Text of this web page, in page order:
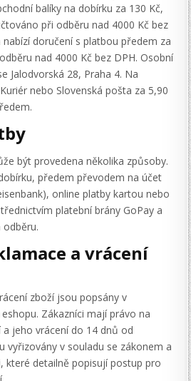
balíky na dobírku za 130 Kč,
při odběru nad 4000 Kč bez
nabízí doručení s platbou předem za
nad 4000 Kč bez DPH. Osobní
Jalodvorská 28, Praha 4. Na
nebo Slovenská pošta za 5,90
být provedena několika způsoby.
předem převodem na účet
online platby kartou nebo
platební brány GoPay a
a vrácení
zboží jsou popsány v
Zákazníci mají právo na
jeho vrácení do 14 dnů od
vyřizovány v souladu se zákonem a
které detailně popisují postup pro